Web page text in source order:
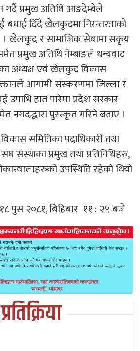
गर्दै प्रमुख अतिथि आङदेम्बेले
बधाई दिँदै खेलकुदमा निरन्तरताको
। खेलकुद र सामाजिक सेवामा सकृय
प्रमुख अतिथि नेम्बाङले धन्यवाद
अध्यक्ष एवं खेलकुद विकास
आगामी संस्करणमा जिल्ला र
उपाधि हात पारेमा प्रदेश सरकार
नगदद्धारा पुरस्कृत गरिने बताए ।
समितिका पदाधिकारी तथा
संस्थाका प्रमुख तथा प्रतिनिधिहरु,
उपस्थिति रहेको थियो
पुस २०८१, बिहिबार ११ : २५ बजे
प्रतिक्रिया